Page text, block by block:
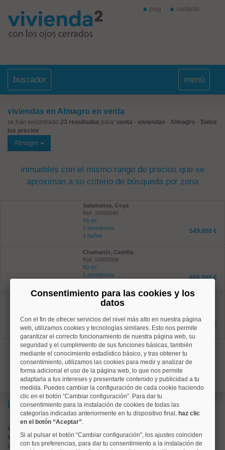
blog contacto
buscador menú
viviendas en Almagro en venta
se han encontrado 23 resultados para: venta - viviendas - Almagro - Todos
los precios
Almagro
inmuebles con el mismo rango de precios que se
aproximan a su criterio de búsqueda por zona
Salamanca, Goya
Ref: 10008940
59 m²
1 dormitorios
1 baños
549.000 €
Chamartín, Castilla
Ref: 10008908
80 m²
1 dormitorios
686.000 €
Moncloa, Argüelles
Ref: 10008862
1 dormitorios
1 baños
433.000 €
anterior 1 2
Lo más buscado
Valorar vivienda online
Vender piso
pisos en chamberí
Consentimiento para las cookies y los
datos
Con el fin de ofrecer servicios del nivel más alto en nuestra página
web, utilizamos cookies y tecnologías similares. Esto nos permite
garantizar el correcto funcionamiento de nuestra página web, su
seguridad y el cumplimiento de sus funciones básicas, también
mediante el conocimiento estadístico básico, y tras obtener tu
consentimiento, utilizamos las cookies para medir y analizar de
forma adicional el uso de la página web, lo que nos permite
adaptarla a tus intereses y presentarte contenido y publicidad a tu
medida. Puedes cambiar la configuración de cada cookie haciendo
clic en el botón “Cambiar configuración”. Para dar tu
consentimiento para la instalación de cookies de todas las
categorías indicadas anteriormente en tu dispositivo final, haz clic
en el botón “Aceptar”.
Si al pulsar el botón “Cambiar configuración”, los ajustes coinciden
con tus preferencias, para dar tu consentimiento a la instalación de